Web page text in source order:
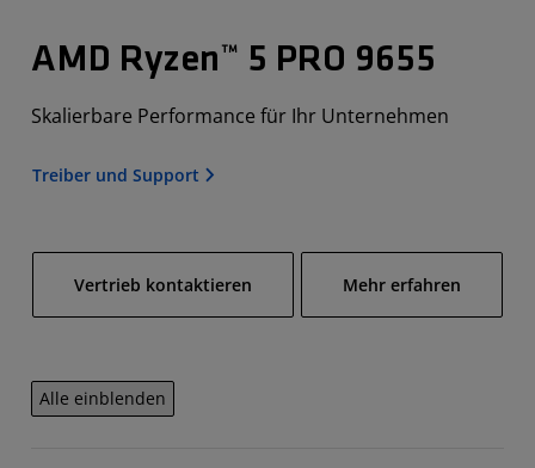
AMD Ryzen™ 5 PRO 9655
Skalierbare Performance für Ihr Unternehmen
Treiber und Support
Vertrieb kontaktieren Mehr erfahren
Alle einblenden